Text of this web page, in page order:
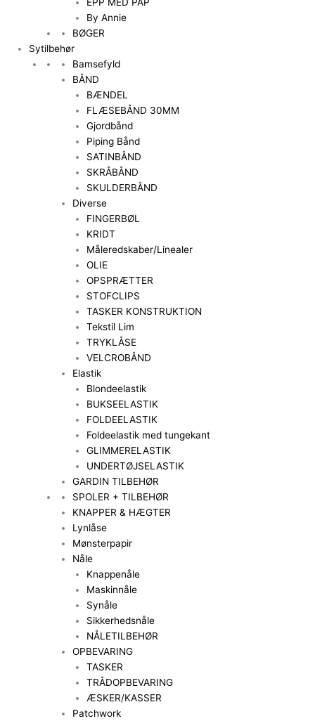
By Annie
BØGER
Sytilbehør
Bamsefyld
BÅND
BÆNDEL
FLÆSEBÅND 30MM
Gjordbånd
Piping Bånd
SATINBÅND
SKRÅBÅND
SKULDERBÅND
Diverse
FINGERBØL
KRIDT
Måleredskaber/Linealer
OLIE
OPSPRÆTTER
STOFCLIPS
TASKER KONSTRUKTION
Tekstil Lim
TRYKLÅSE
VELCROBÅND
Elastik
Blondeelastik
BUKSEELASTIK
FOLDEELASTIK
Foldeelastik med tungekant
GLIMMERELASTIK
UNDERTØJSELASTIK
GARDIN TILBEHØR
SPOLER + TILBEHØR
KNAPPER & HÆGTER
Lynlåse
Mønsterpapir
Nåle
Knappenåle
Maskinnåle
Synåle
Sikkerhedsnåle
NÅLETILBEHØR
OPBEVARING
TASKER
TRÅDOPBEVARING
ÆSKER/KASSER
Patchwork